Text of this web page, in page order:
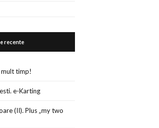
recente
mult timp!
e-Karting
(II). Plus „my two